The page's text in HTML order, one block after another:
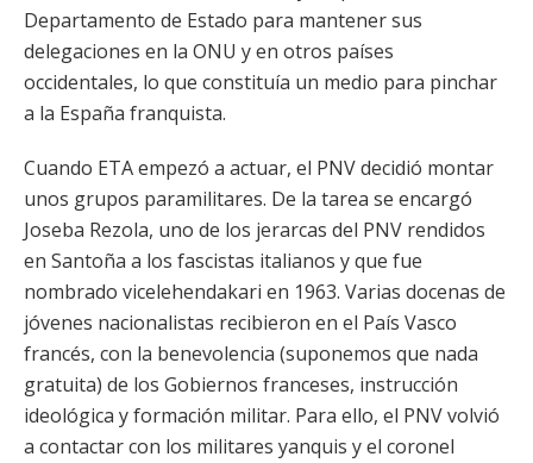
Departamento de Estado para mantener sus
delegaciones en la ONU y en otros países
occidentales, lo que constituía un medio para pinchar
a la España franquista.
Cuando ETA empezó a actuar, el PNV decidió montar
unos grupos paramilitares. De la tarea se encargó
Joseba Rezola, uno de los jerarcas del PNV rendidos
en Santoña a los fascistas italianos y que fue
nombrado vicelehendakari en 1963. Varias docenas de
jóvenes nacionalistas recibieron en el País Vasco
francés, con la benevolencia (suponemos que nada
gratuita) de los Gobiernos franceses, instrucción
ideológica y formación militar. Para ello, el PNV volvió
a contactar con los militares yanquis y el coronel